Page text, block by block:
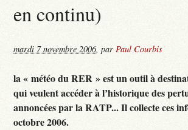
en continu)
mardi 7 novembre 2006,parPaul Courbis
la « météo du RER » est un outil à
qui veulent accéder à l’historique des
annoncées par la RATP... Il collecte ces
octobre 2006.